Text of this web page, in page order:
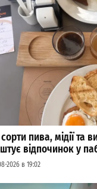
пива, мідії та
відпочинок у
2026 в 19:02